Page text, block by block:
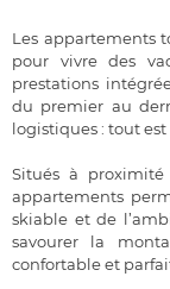
Les appartements
pour vivre des
prestations
du premier au
logistiques : tout
Situés à
appartements
skiable et de
savourer la
confortable et